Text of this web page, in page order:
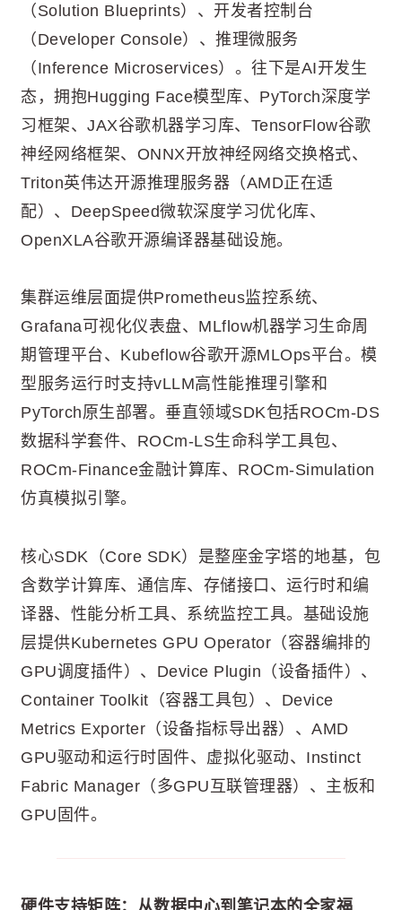
（Solution Blueprints）、开发者控制台
（Developer Console）、推理微服务
（Inference Microservices）。往下是AI开发生
态，拥抱Hugging Face模型库、PyTorch深度学
习框架、JAX谷歌机器学习库、TensorFlow谷歌
神经网络框架、ONNX开放神经网络交换格式、
Triton英伟达开源推理服务器（AMD正在适
配）、DeepSpeed微软深度学习优化库、
OpenXLA谷歌开源编译器基础设施。
集群运维层面提供Prometheus监控系统、
Grafana可视化仪表盘、MLflow机器学习生命周
期管理平台、Kubeflow谷歌开源MLOps平台。模
型服务运行时支持vLLM高性能推理引擎和
PyTorch原生部署。垂直领域SDK包括ROCm-DS
数据科学套件、ROCm-LS生命科学工具包、
ROCm-Finance金融计算库、ROCm-Simulation
仿真模拟引擎。
核心SDK（Core SDK）是整座金字塔的地基，包
含数学计算库、通信库、存储接口、运行时和编
译器、性能分析工具、系统监控工具。基础设施
层提供Kubernetes GPU Operator（容器编排的
GPU调度插件）、Device Plugin（设备插件）、
Container Toolkit（容器工具包）、Device
Metrics Exporter（设备指标导出器）、AMD
GPU驱动和运行时固件、虚拟化驱动、Instinct
Fabric Manager（多GPU互联管理器）、主板和
GPU固件。